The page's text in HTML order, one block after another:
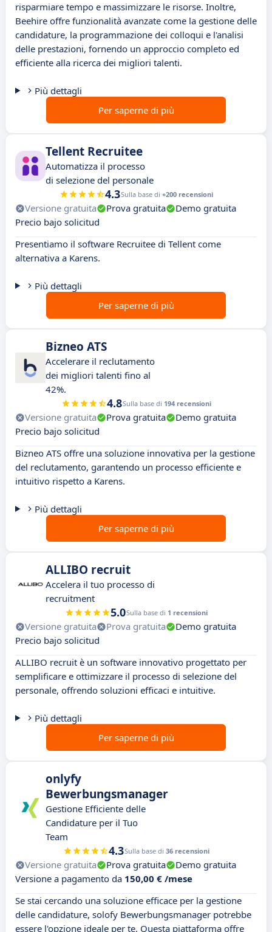
risparmiare tempo e massimizzare le risorse. Inoltre,
Beehire offre funzionalità avanzate come la gestione delle
candidature, la programmazione dei colloqui e l'analisi
delle prestazioni, fornendo un approccio completo ed
efficiente alla ricerca dei migliori talenti.
Più dettagli
Per saperne di più
Tellent Recruitee
Automatizza il processo
di selezione del personale
4.3Sulla base di +200 recensioni
Versione gratuita Prova gratuita
Demo gratuita
Precio bajo solicitud
Presentiamo il software Recruitee di Tellent come
alternativa a Karens.
Più dettagli
Per saperne di più
Bizneo ATS
Accelerare il reclutamento
dei migliori talenti fino al
42%.
4.8Sulla base di 194 recensioni
Versione gratuita Prova gratuita
Demo gratuita
Precio bajo solicitud
Bizneo ATS offre una soluzione innovativa per la gestione
del reclutamento, garantendo un processo efficiente e
intuitivo rispetto a Karens.
Più dettagli
Per saperne di più
ALLIBO recruit
Accelera il tuo processo di
recruitment
5.0Sulla base di 1 recensioni
Versione gratuita Prova gratuita
Demo gratuita
Precio bajo solicitud
ALLIBO recruit è un software innovativo progettato per
semplificare e ottimizzare il processo di selezione del
personale, offrendo soluzioni efficaci e intuitive.
Più dettagli
Per saperne di più
onlyfy
Bewerbungsmanager
Gestione Efficiente delle
Candidature per il Tuo
Team
4.3Sulla base di 36 recensioni
Versione gratuita Prova gratuita
Demo gratuita
Versione a pagamento da 150,00 € /mese
Se stai cercando una soluzione efficace per la gestione
delle candidature, solofy Bewerbungsmanager potrebbe
essere l'opzione ideale per te. Questa piattaforma offre